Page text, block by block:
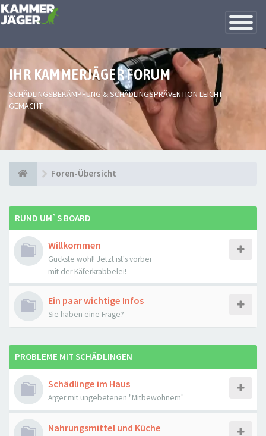
Toggle
IHR KAMMERJÄGER FORUM
SCHÄDLINGSBEKÄMPFUNG & SCHÄDLINGSPRÄVENTION LEICHT
GEMACHT
Foren-Übersicht
RUND UM`S BOARD
Willkommen
Guckste wohl! Jetzt ist's vorbei
mit der Käferkrabbelei!
Ein paar wichtige Infos
Sie haben eine Frage?
PROBLEME MIT SCHÄDLINGEN
Schädlinge im Haus
Ärger mit ungebetenen "Mitbewohnern"
Nahrungsmittel und Küche